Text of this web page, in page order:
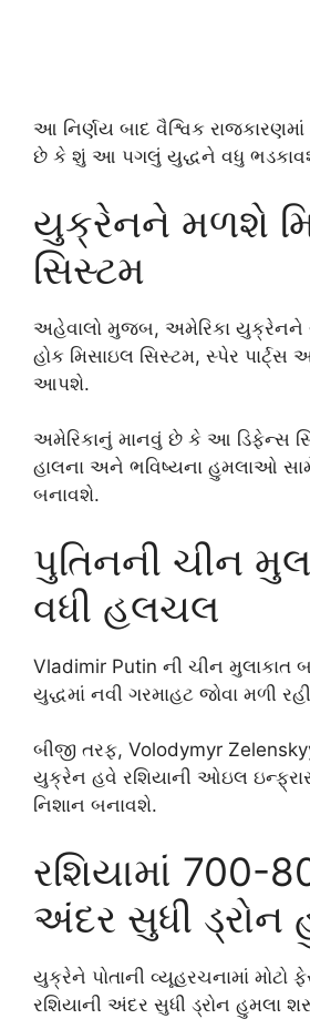
આ નિર્ણય બાદ વૈશ્વિક
છે કે શું આ પગલું યુદ્ધને વધુ
યુક્રેનને મળશે
સિસ્ટમ
અહેવાલો મુજબ, અમેરિકા યુક્રેનને
હોક મિસાઇલ સિસ્ટમ, સ્પેર પાર્ટ્સ
આપશે.
અમેરિકાનું માનવું છે કે આ ડિફેન્સ
હાલના અને ભવિષ્યના હુમલાઓ
બનાવશે.
પુતિનની ચીન
વધી હલચલ
Vladimir Putin ની ચીન મુલાકાત
યુદ્ધમાં નવી ગરમાહટ જોવા મળી
બીજી તરફ, Volodymyr
યુક્રેન હવે રશિયાની ઓઇલ
નિશાન બનાવશે.
રશિયામાં 700-
અંદર સુધી ડ્રોન
યુક્રેને પોતાની વ્યૂહરચનામાં મોટો
રશિયાની અંદર સુધી ડ્રોન હુમલા